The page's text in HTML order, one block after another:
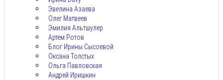
Эвелина Азаева
Олег Матвеев
Эмилия Альтшулер
Артем Ротов
Блог Ирины Сысоевой
Оксана Толстых
Ольга Павловская
Андрей Иришкин